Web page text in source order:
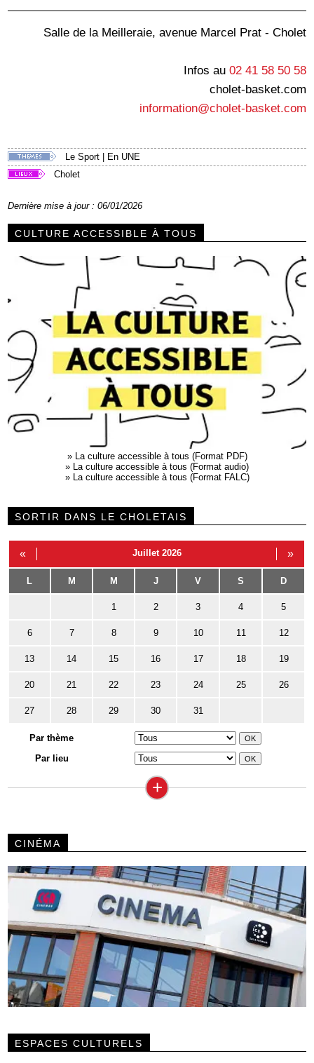
Salle de la Meilleraie, avenue Marcel Prat - Cholet
Infos au 02 41 58 50 58
cholet-basket.com
information@cholet-basket.com
Le Sport
En UNE
Cholet
Dernière mise à jour : 06/01/2026
CULTURE ACCESSIBLE À TOUS
» La culture accessible à tous (Format PDF)
» La culture accessible à tous (Format audio)
» La culture accessible à tous (Format FALC)
SORTIR DANS LE CHOLETAIS
« Juillet 2026 »
L M M J V S D
1 2 3 4 5
6 7 8 9 10 11 12
13 14 15 16 17 18 19
20 21 22 23 24 25 26
27 28 29 30 31
Par thème
Par lieu
+
CINÉMA
ESPACES CULTURELS